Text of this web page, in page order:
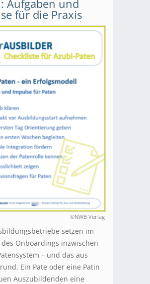
Aufgaben und
für die Praxis
©NWB Verlag
setzen im
des Onboardings inzwischen
– und das aus
Ein Pate oder eine Patin
Auszubildenden eine